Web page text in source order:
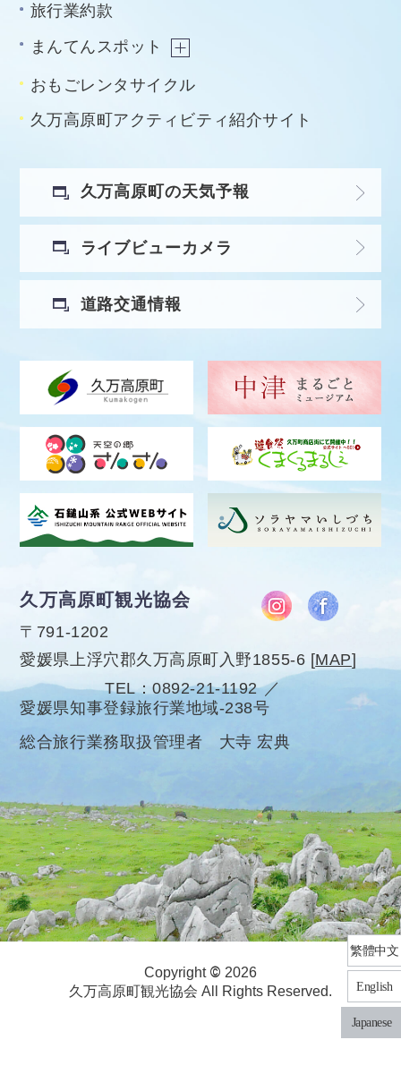
繁體中文
English
Japanese
旅行業約款
まんてんスポット
おもごレンタサイクル
久万高原町アクティビティ紹介サイト
久万高原町の天気予報
ライブビューカメラ
道路交通情報
久万高原町観光協会
〒791-1202
愛媛県上浮穴郡久万高原町入野1855-6 [MAP]
TEL
0892-21-1192
愛媛県知事登録旅行業地域-238号
総合旅行業務取扱管理者 大寺 宏典
Copyright © 2026
久万高原町観光協会 All Rights Reserved.